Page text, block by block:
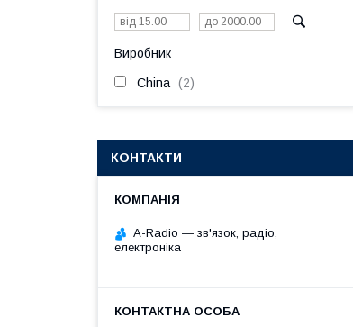
Виробник
China 2
КОНТАКТИ
A-Radio — зв'язок, радіо,
електроніка